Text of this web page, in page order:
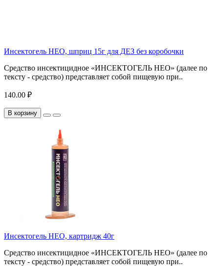
Инсектогель НЕО, шприц 15г для ДЕЗ без коробочки
Средство инсектицидное «ИНСЕКТОГЕЛЬ НЕО» (далее по
тексту - средство) представляет собой пищевую при..
140.00 ₽
В корзину
Инсектогель НЕО, картридж 40г
Средство инсектицидное «ИНСЕКТОГЕЛЬ НЕО» (далее по
тексту - средство) представляет собой пищевую при..